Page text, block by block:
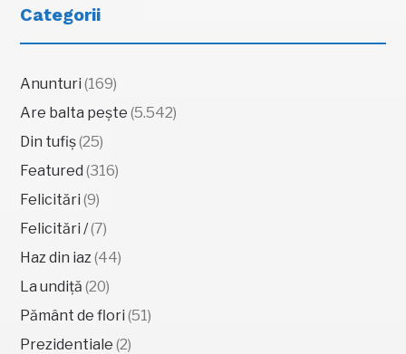
Categorii
Anunturi (169)
Are balta pește (5.542)
Din tufiș(25)
Featured (316)
Felicitări (9)
Felicitări /(7)
Haz din iaz(44)
La undiță (20)
Pământ de flori (51)
Prezidentiale (2)